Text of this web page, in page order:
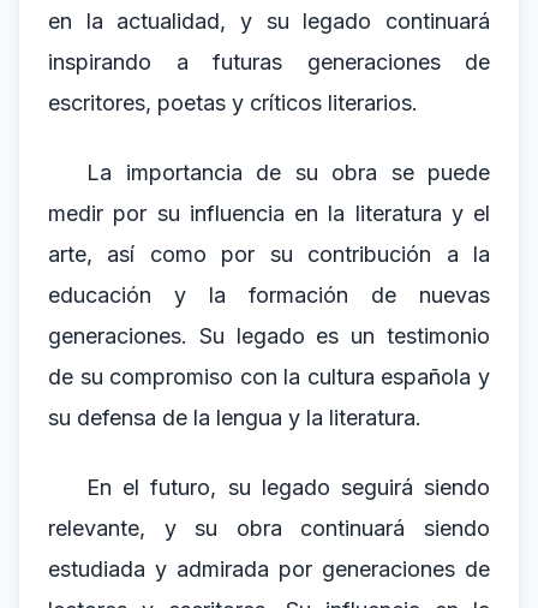
en la actualidad, y su legado continuará
inspirando a futuras generaciones de
escritores, poetas y críticos literarios.
La importancia de su obra se puede
medir por su influencia en la literatura y el
arte, así como por su contribución a la
educación y la formación de nuevas
generaciones. Su legado es un testimonio
de su compromiso con la cultura española y
su defensa de la lengua y la literatura.
En el futuro, su legado seguirá siendo
relevante, y su obra continuará siendo
estudiada y admirada por generaciones de